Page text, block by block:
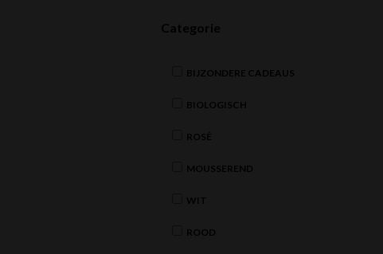
Categorie
BIJZONDERE CADEAUS
BIOLOGISCH
ROSÉ
MOUSSEREND
WIT
ROOD